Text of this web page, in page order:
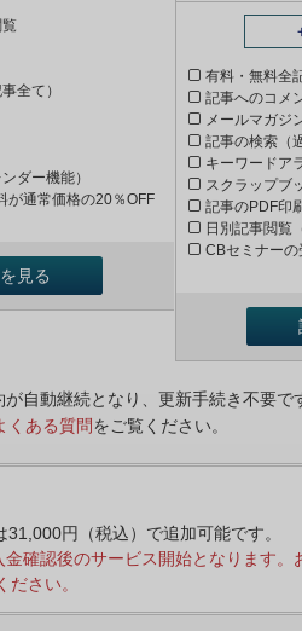
全て）
ダー機能）
が通常価格の20％OFF
見る
有料・無料全
記事へのコメ
メールマガジ
記事の検索（
キーワードア
スクラップブ
記事のPDF印
日別記事閲覧
CBセミナー
自動継続となり、更新手続き不要で
くある質問をご覧ください。
円（税込）で追加可能です。
確認後のサービス開始となります。
さい。